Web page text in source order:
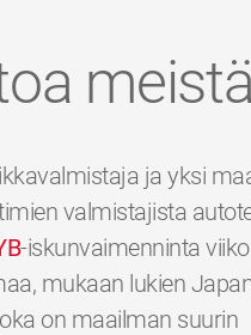
meistä
ja yksi
valmistajista
-iskunvaimenninta
mukaan lukien
on maailman suurin